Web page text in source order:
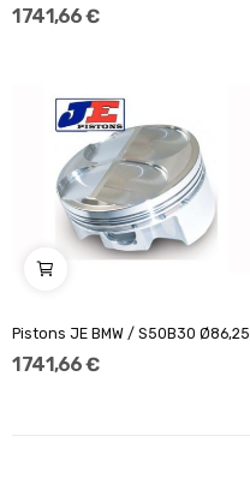
1 741,66 €
Pistons JE BMW / S50B30 Ø86,25
1 741,66 €